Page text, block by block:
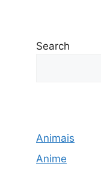
Search
Animais
Anime